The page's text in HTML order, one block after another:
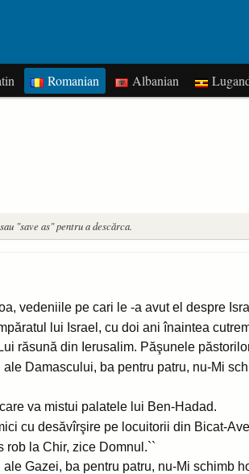
Romanian Albanian
"save as" pentru a descărca.
vedeniile pe cari le -a avut el despre
lui Israel, cu doi ani înaintea
răsună din Ierusalim. Păşunele
Damascului, ba pentru patru, nu-Mi
va mistui palatele lui Ben-Hadad.
cu desăvîrşire pe locuitorii din Bicat-
rob la Chir, zice Domnul.``
Gazei, ba pentru patru, nu-Mi schimb